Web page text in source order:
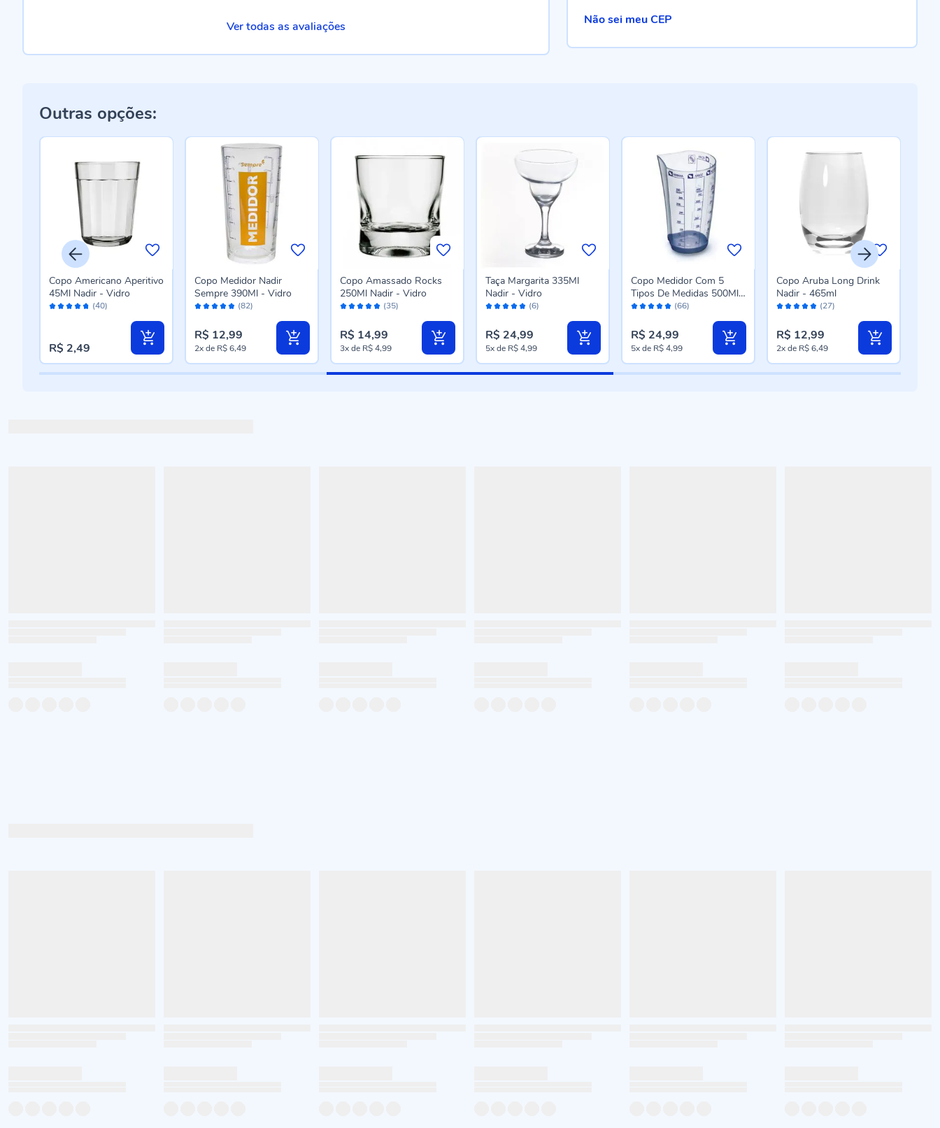
Ver todas as avaliações Não sei meu CEP
Outras opções:
Avaliação: (40)
Copo Americano Aperitivo
45Ml Nadir - Vidro
R$ 2,49
Avaliação: (82)
Copo Medidor Nadir
Sempre 390Ml - Vidro
R$ 12,99
2xde R$ 6,49
Avaliação: (35)
Copo Amassado Rocks
250Ml Nadir - Vidro
R$ 14,99
3xde R$ 4,99
Avaliação: (6)
Taça Margarita 335Ml
Nadir - Vidro
R$ 24,99
5xde R$ 4,99
Avaliação: (66)
Copo Medidor Com 5
Tipos De Medidas 500Ml
Arthi - Plástico
R$ 24,99
5xde R$ 4,99
Avaliação: (27)
Copo Aruba Long Drink
Nadir - 465ml
R$ 12,99
2xde R$ 6,49